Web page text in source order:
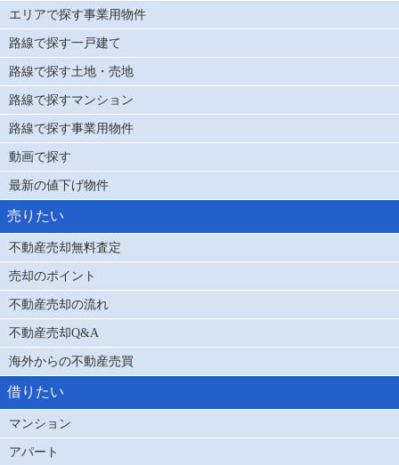
エリアで探す事業用物件
路線で探す一戸建て
路線で探す土地・売地
路線で探すマンション
路線で探す事業用物件
動画で探す
最新の値下げ物件
売りたい
不動産売却無料査定
売却のポイント
不動産売却の流れ
不動産売却Q&A
海外からの不動産売買
借りたい
マンション
アパート